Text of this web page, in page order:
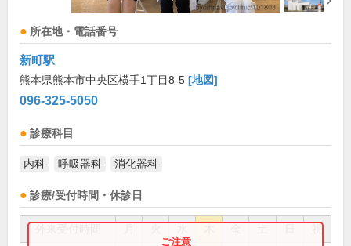
所在地・電話番号
新町駅
熊本県熊本市中央区横手1丁目8-5 [地図]
096-325-5050
診療科目
内科 呼吸器科 消化器科
診療/受付時間・休診日
祝